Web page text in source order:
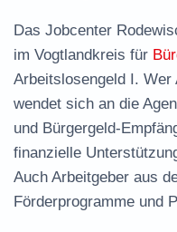
Das Jobcenter
im Vogtlandkreis für
Arbeitslosengeld I. Wer
wendet sich an die
und Bürgergeld-
finanzielle
Auch Arbeitgeber aus
Förderprogramme und